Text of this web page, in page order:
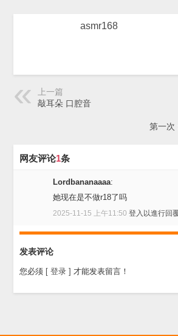
asmr168
上一篇
敲耳朵 口腔音
第一次
网友评论1条
Lordbananaaaa:
她现在是不做r18了吗
2025-11-15 上午11:50登入以進行回
发表评论
您必须 [ 登录 ] 才能发表留言！